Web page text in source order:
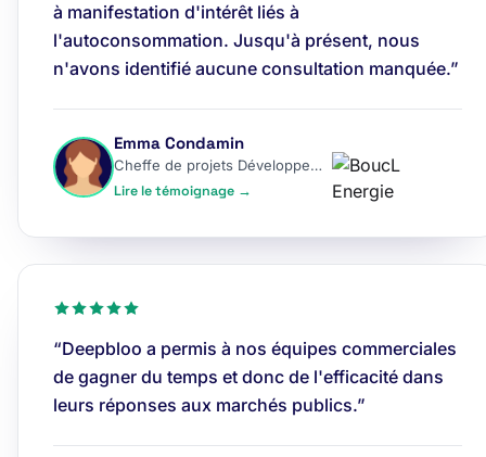
à manifestation d'intérêt liés à
l'autoconsommation. Jusqu'à présent, nous
n'avons identifié aucune consultation manquée.”
Emma Condamin
Cheffe de projets Développement
Lire le témoignage →
“Deepbloo a permis à nos équipes commerciales
de gagner du temps et donc de l'efficacité dans
leurs réponses aux marchés publics.”